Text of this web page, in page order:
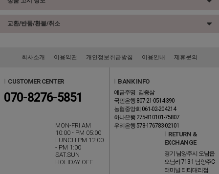
교환/반품/환불/취소
회사소개 이용약관 개인정보취급방침 이용안내 제휴문의
l CUSTOMER CENTER
070-8276-5851
MON-FRI AM
10:00 - PM 05:00
LUNCH PM 12:00
- PM 1:00
SAT.SUN
HOLIDAY OFF
l BANK INFO
예금주명 : 김종삼
국민은행 807-21-0514-390
농협중앙회 061-02-204214
하나은행 275-810101-75807
우리은행 578-176783-02101
l RETURN &
EXCHANGE
경기 남양주시 오남읍
오남리 713-1 남양주C
터미널 티티대리점